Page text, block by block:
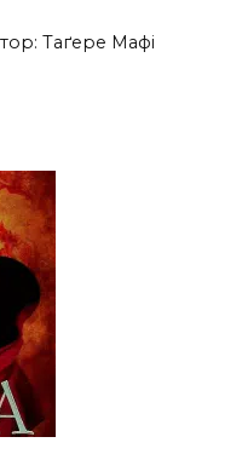
Таґере Мафі